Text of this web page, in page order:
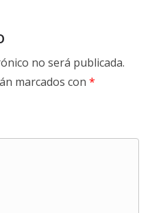
no será publicada.
marcados con *